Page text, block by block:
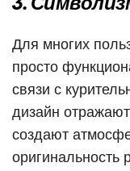
Для многих
просто
связи с
дизайн
создают
оригинальность